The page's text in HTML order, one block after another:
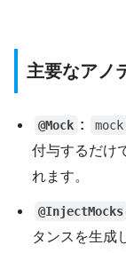
主要なアノ
@Mock :
付与するだけ
れます。
@InjectMocks
タンスを生成